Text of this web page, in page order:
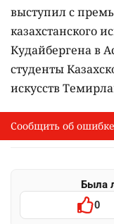
выступил с
казахстанского
Кудайбергена в
студенты
искусств
I
Сообщить об опечатке
Выделите фрагмент
Была
0
Сообщить об ошибке